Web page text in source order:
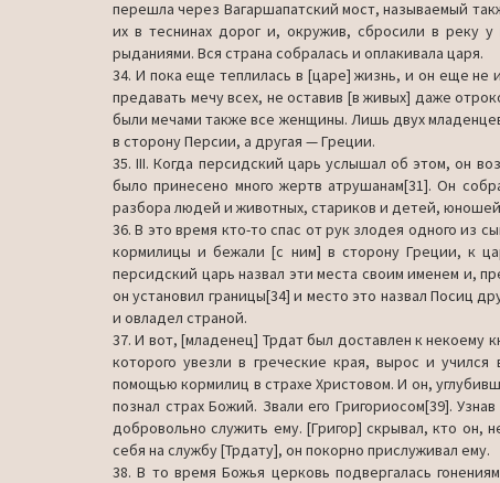
перешла через Вагаршапатский мост, называемый
их в теснинах дорог и, окружив, сбросили в реку у
рыданиями. Вся страна собралась и оплакивала царя.
34. И пока еще теплилась в [царе] жизнь, и он еще не
предавать мечу всех, не оставив [в живых] даже
были мечами также все женщины. Лишь двух
в сторону Персии, а другая — Греции.
35. III. Когда персидский царь услышал об этом, он
было принесено много жертв атрушанам[31]. Он
разбора людей и животных, стариков и детей,
36. В это время кто-то спас от рук злодея одного из
кормилицы и бежали [с ним] в сторону Греции, к
персидский царь назвал эти места своим именем и,
он установил границы[34] и место это назвал Посиц
и овладел страной.
37. И вот, [младенец] Трдат был доставлен к некоему
которого увезли в греческие края, вырос и
помощью кормилиц в страхе Христовом. И он,
познал страх Божий. Звали его Григориосом[39].
добровольно служить ему. [Григор] скрывал, кто он,
себя на службу [Трдату], он покорно прислуживал ему.
38. В то время Божья церковь подвергалась